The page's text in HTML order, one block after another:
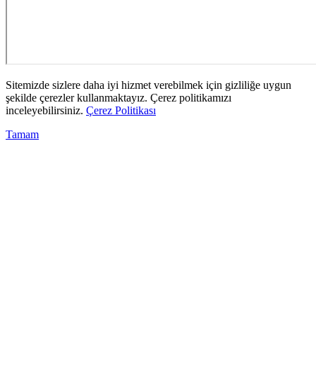
Sitemizde sizlere daha iyi hizmet verebilmek için gizliliğe uygun
şekilde çerezler kullanmaktayız. Çerez politikamızı
inceleyebilirsiniz. Çerez Politikası
Tamam